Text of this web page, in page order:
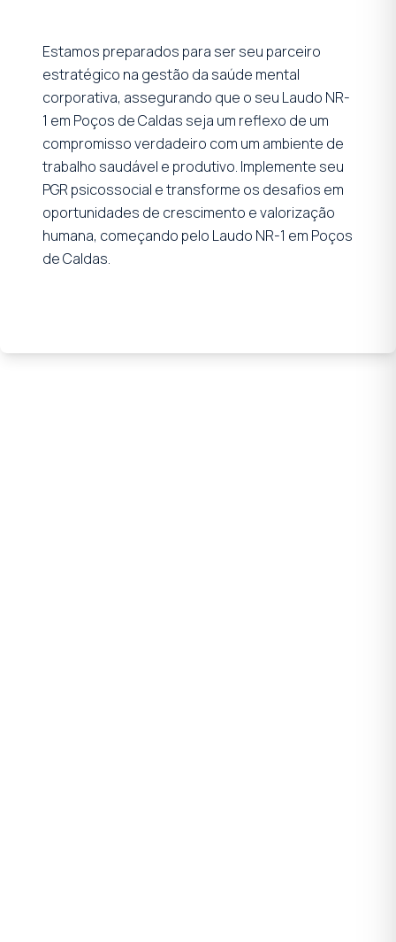
Estamos preparados para ser seu parceiro
estratégico na gestão da saúde mental
corporativa, assegurando que o seu Laudo NR-
1 em Poços de Caldas seja um reflexo de um
compromisso verdadeiro com um ambiente de
trabalho saudável e produtivo. Implemente seu
PGR psicossocial e transforme os desafios em
oportunidades de crescimento e valorização
humana, começando pelo Laudo NR-1 em Poços
de Caldas.